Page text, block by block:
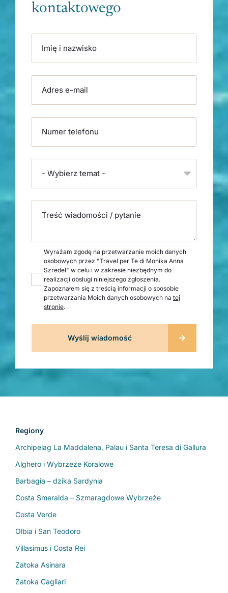
kontaktowego
Imię i nazwisko
Adres e-mail
Numer telefonu
- Wybierz temat -
Treść wiadomości / pytanie
Wyrażam zgodę na przetwarzanie moich danych
osobowych przez "Travel per Te di Monika Anna
Szredel" w celu i w zakresie niezbędnym do
realizacji obsługi niniejszego zgłoszenia.
Zapoznałem się z treścią informacji o sposobie
przetwarzania Moich danych osobowych na tej
stronie.
Regiony
Archipelag La Maddalena, Palau i Santa Teresa di Gallura
Alghero i Wybrzeże Koralowe
Barbagia – dzika Sardynia
Costa Smeralda – Szmaragdowe Wybrzeże
Costa Verde
Olbia i San Teodoro
Villasimus i Costa Rei
Zatoka Asinara
Zatoka Cagliari